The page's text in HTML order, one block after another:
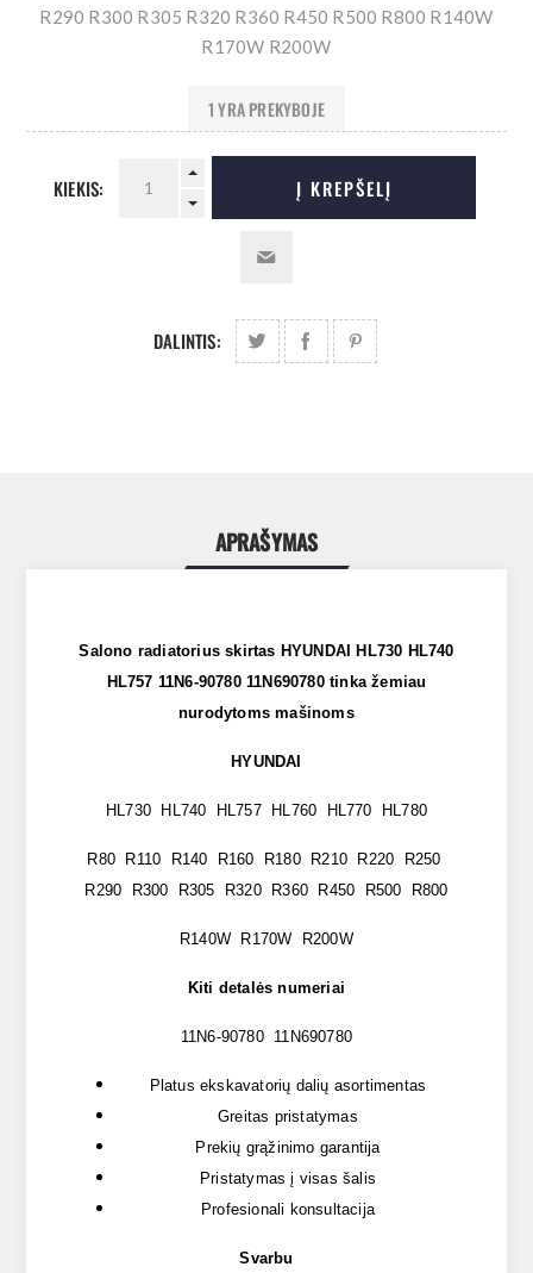
R290 R300 R305 R320 R360 R450 R500 R800 R140W
R170W R200W
1 YRA PREKYBOJE
KIEKIS: Į KREPŠELĮ
DALINTIS:
APRAŠYMAS
Salono radiatorius skirtas HYUNDAI HL730 HL740
HL757 11N6-90780 11N690780 tinka žemiau
nurodytoms mašinoms
HYUNDAI
HL730 HL740 HL757 HL760 HL770 HL780
R80 R110 R140 R160 R180 R210 R220 R250
R290 R300 R305 R320 R360 R450 R500 R800
R140W R170W R200W
Kiti detalės numeriai
11N6-90780 11N690780
Platus ekskavatorių dalių asortimentas
Greitas pristatymas
Prekių grąžinimo garantija
Pristatymas į visas šalis
Profesionali konsultacija
Svarbu